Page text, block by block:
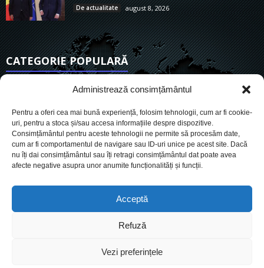
Administrează consimțământul
Pentru a oferi cea mai bună experiență, folosim tehnologii, cum ar fi cookie-
uri, pentru a stoca și/sau accesa informațiile despre dispozitive.
Consimțământul pentru aceste tehnologii ne permite să procesăm date,
cum ar fi comportamentul de navigare sau ID-uri unice pe acest site. Dacă
nu îți dai consimțământul sau îți retragi consimțământul dat poate avea
afecte negative asupra unor anumite funcționalități și funcții.
Acceptă
Refuză
Vezi preferințele
De actualitate august 8, 2026
CATEGORIE POPULARĂ
6922
Social
Politic
Economie
564
Despre Noi Termeni si conditii